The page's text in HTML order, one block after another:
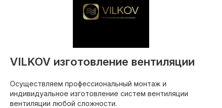
VILKOV изготовление вентиляции
Осуществляем профессиональный монтаж и
индивидуальное изготовление систем вентиляции
вентиляции любой сложности.